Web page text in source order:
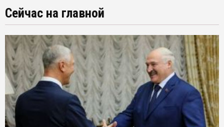
Сейчас на главной